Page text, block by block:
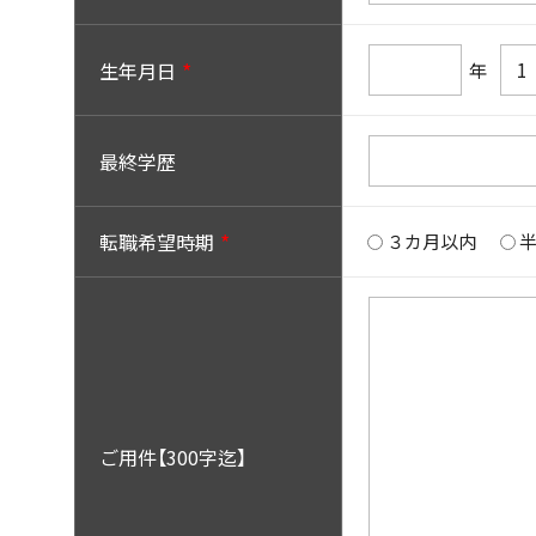
生年月日 年
最終学歴
転職希望時期 ３カ月以内
ご用件【300字迄】